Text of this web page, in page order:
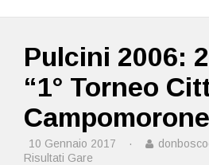
Pulcini 2006:
“1° Torneo
10 Gennaio 2017 ·
Risultati Gare